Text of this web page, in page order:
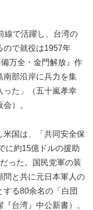
線で活躍し、台湾の
ので就役は1957年
万全・金門解放』作
南部沿岸に兵力を集
った」（五十嵐孝幸
）。
国は、「共同安全保
に約15億ドルの援助
った。国民党軍の装
問と共に元日本軍人の
る80余名の「白団
台湾』中公新書）。